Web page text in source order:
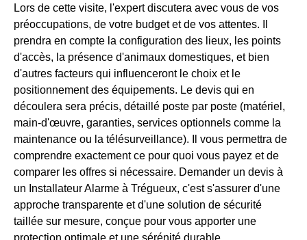
Lors de cette visite, l'expert discutera avec vous de vos
préoccupations, de votre budget et de vos attentes. Il
prendra en compte la configuration des lieux, les points
d'accès, la présence d'animaux domestiques, et bien
d'autres facteurs qui influenceront le choix et le
positionnement des équipements. Le devis qui en
découlera sera précis, détaillé poste par poste (matériel,
main-d'œuvre, garanties, services optionnels comme la
maintenance ou la télésurveillance). Il vous permettra de
comprendre exactement ce pour quoi vous payez et de
comparer les offres si nécessaire. Demander un devis à
un Installateur Alarme à Trégueux, c'est s'assurer d'une
approche transparente et d'une solution de sécurité
taillée sur mesure, conçue pour vous apporter une